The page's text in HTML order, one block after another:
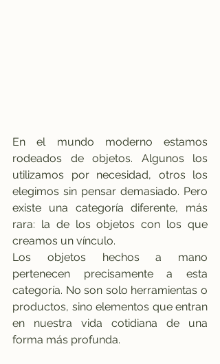
En el mundo moderno estamos
rodeados de objetos. Algunos los
utilizamos por necesidad, otros los
elegimos sin pensar demasiado. Pero
existe una categoría diferente, más
rara: la de los objetos con los que
creamos un vínculo.
Los objetos hechos a mano
pertenecen precisamente a esta
categoría. No son solo herramientas o
productos, sino elementos que entran
en nuestra vida cotidiana de una
forma más profunda.